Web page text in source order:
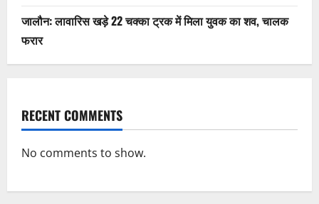
जालौन: लावारिस खड़े 22 चक्का ट्रक में मिला युवक का शव, चालक
फरार
RECENT COMMENTS
No comments to show.